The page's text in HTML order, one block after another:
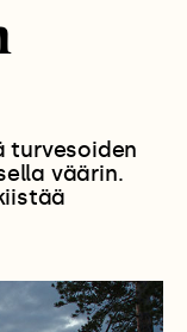
turvesoiden
väärin.